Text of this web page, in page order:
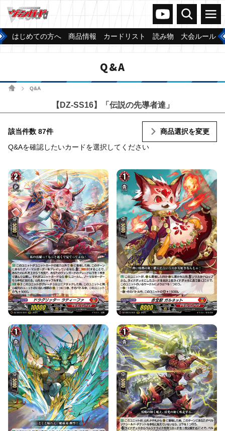
ヴァンガードch
検索 メニュー
はじめての方へ 商品情報 カードリスト 読み物 大会ルール
Q&A
ホームQ&A
【DZ-SS16】「伝説の先導者達」
該当件数 87件
商品選択を変更
Q&Aを確認したいカードを選択してください